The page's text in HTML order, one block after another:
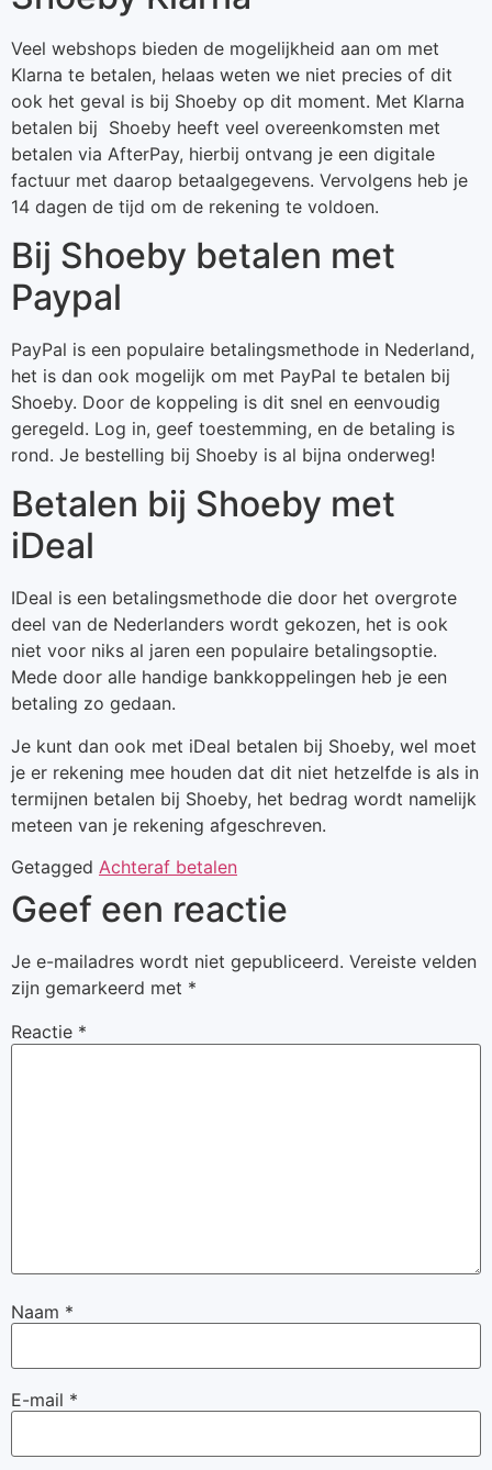
Veel webshops bieden de mogelijkheid aan om met
Klarna te betalen, helaas weten we niet precies of dit
ook het geval is bij Shoeby op dit moment. Met Klarna
betalen bij Shoeby heeft veel overeenkomsten met
betalen via AfterPay, hierbij ontvang je een digitale
factuur met daarop betaalgegevens. Vervolgens heb je
14 dagen de tijd om de rekening te voldoen.
Bij Shoeby betalen met
Paypal
PayPal is een populaire betalingsmethode in Nederland,
het is dan ook mogelijk om met PayPal te betalen bij
Shoeby. Door de koppeling is dit snel en eenvoudig
geregeld. Log in, geef toestemming, en de betaling is
rond. Je bestelling bij Shoeby is al bijna onderweg!
Betalen bij Shoeby met
iDeal
IDeal is een betalingsmethode die door het overgrote
deel van de Nederlanders wordt gekozen, het is ook
niet voor niks al jaren een populaire betalingsoptie.
Mede door alle handige bankkoppelingen heb je een
betaling zo gedaan.
Je kunt dan ook met iDeal betalen bij Shoeby, wel moet
je er rekening mee houden dat dit niet hetzelfde is als in
termijnen betalen bij Shoeby, het bedrag wordt namelijk
meteen van je rekening afgeschreven.
Getagged Achteraf betalen
Geef een reactie
Je e-mailadres wordt niet gepubliceerd. Vereiste velden
zijn gemarkeerd met *
Reactie *
Naam *
E-mail *